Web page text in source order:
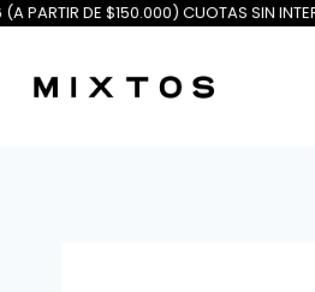
$100.000) 6 (A